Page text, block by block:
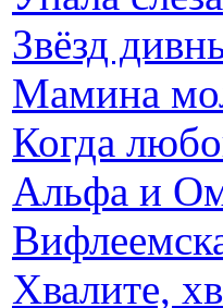
Звёзд
Мамина
Когда
Альфа и
Хвалите,